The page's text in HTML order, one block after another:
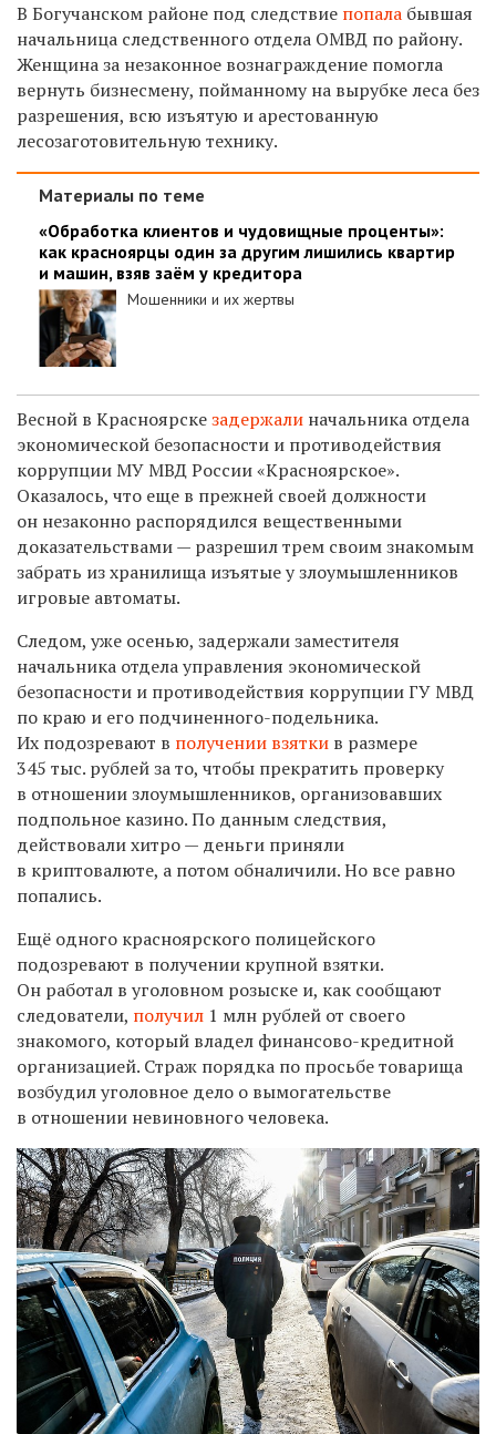
В Богучанском районе под следствие попала бывшая
начальница следственного отдела ОМВД по району.
Женщина за незаконное вознаграждение помогла
вернуть бизнесмену, пойманному на вырубке леса без
разрешения, всю изъятую и арестованную
лесозаготовительную технику.
Материалы по теме
«Обработка клиентов и чудовищные проценты»:
как красноярцы один за другим лишились квартир
и машин, взяв заём у кредитора
Мошенники и их жертвы
Весной в Красноярскезадержали начальника отдела
экономической безопасности и противодействия
коррупции МУ МВД России «Красноярское».
Оказалось, что еще в прежней своей должности
он незаконно распорядился вещественными
доказательствами — разрешил трем своим знакомым
забрать из хранилища изъятые у злоумышленников
игровые автоматы.
Следом, уже осенью, задержали заместителя
начальника отдела управления экономической
безопасности и противодействия коррупции ГУ МВД
по краю и его подчиненного-подельника.
Их подозревают в получении взятки в размере
345 тыс. рублей за то, чтобы прекратить проверку
в отношении злоумышленников, организовавших
подпольное казино. По данным следствия,
действовали хитро — деньги приняли
в криптовалюте, а потом обналичили. Но все равно
попались.
Ещё одного красноярского полицейского
подозревают в получении крупной взятки.
Он работал в уголовном розыске и, как сообщают
следователи, получил 1 млн рублей от своего
знакомого, который владел финансово-кредитной
организацией. Страж порядка по просьбе товарища
возбудил уголовное дело о вымогательстве
в отношении невиновного человека.